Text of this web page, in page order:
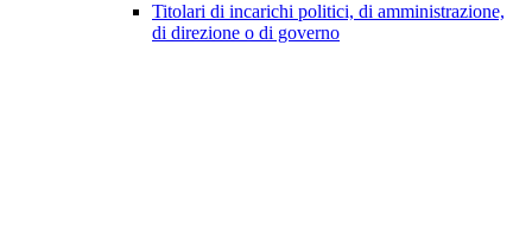
Titolari di incarichi politici, di amministrazione,
di direzione o di governo